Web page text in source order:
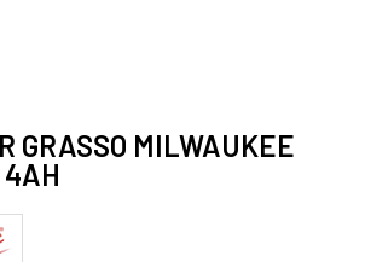
GRASSO MILWAUKEE
4AH